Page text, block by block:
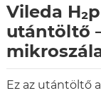
Vileda
utántöltő
Ez az utántöltő